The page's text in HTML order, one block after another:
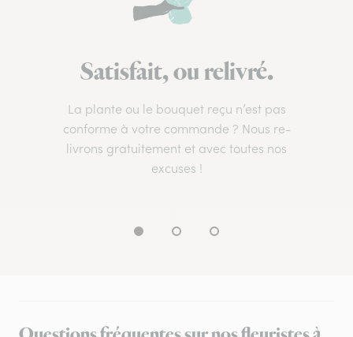
Satisfait, ou relivré.
La plante ou le bouquet reçu n’est pas
conforme à votre commande ? Nous re-
livrons gratuitement et avec toutes nos
excuses !